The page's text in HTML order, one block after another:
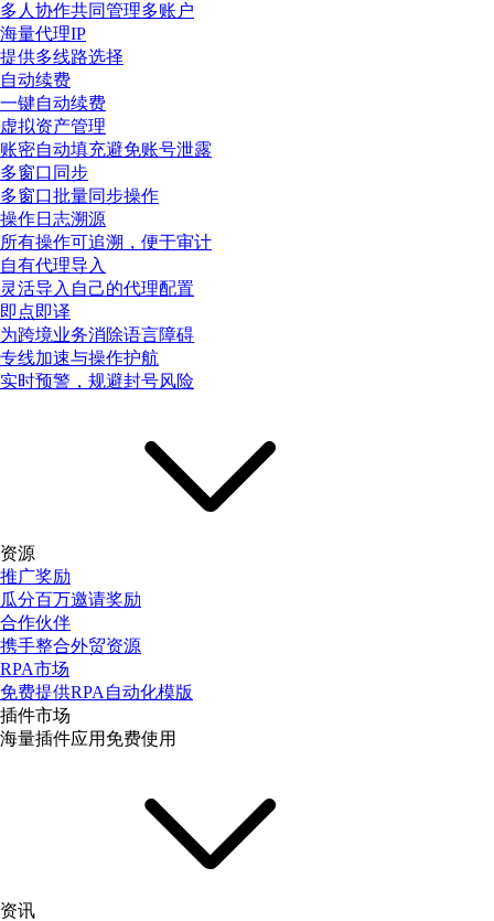
多人协作共同管理多账户
海量代理IP
提供多线路选择
自动续费
一键自动续费
虚拟资产管理
账密自动填充避免账号泄露
多窗口同步
多窗口批量同步操作
操作日志溯源
所有操作可追溯，便于审计
自有代理导入
灵活导入自己的代理配置
即点即译
为跨境业务消除语言障碍
专线加速与操作护航
实时预警，规避封号风险
资源
推广奖励
瓜分百万邀请奖励
合作伙伴
携手整合外贸资源
RPA市场
免费提供RPA自动化模版
插件市场
海量插件应用免费使用
资讯